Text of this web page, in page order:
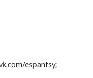
espantsy;